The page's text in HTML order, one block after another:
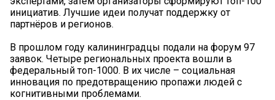
инициатив. Лучшие идеи получат поддержку от
партнёров и регионов.
В прошлом году калининградцы подали на форум 97
заявок. Четыре региональных проекта вошли в
федеральный топ-1000. В их числе – социальная
инновация по предотвращению пропажи людей с
когнитивными проблемами.